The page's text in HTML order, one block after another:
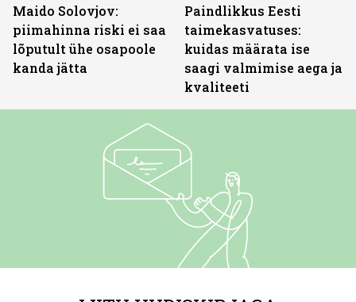
Maido Solovjov:
piimahinna riski ei saa
lõputult ühe osapoole
kanda jätta
Paindlikkus Eesti
taimekasvatuses:
kuidas määrata ise
saagi valmimise aega ja
kvaliteeti